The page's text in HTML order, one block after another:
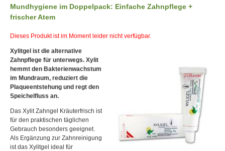
Mundhygiene im Doppelpack: Einfache Zahnpflege +
frischer Atem
Dieses Produkt ist im Moment leider nicht verfügbar.
Xylitgel ist die alternative
Zahnpflege für unterwegs. Xylit
hemmt den Bakterienwachstum
im Mundraum, reduziert die
Plaqueentstehung und regt den
Speichelfluss an.
Das Xylit Zahngel Kräuterfrisch ist
für den praktischen täglichen
Gebrauch besonders geeignet.
Als Ergänzung zur Zahnreinigung
ist das Xylitgel ideal für